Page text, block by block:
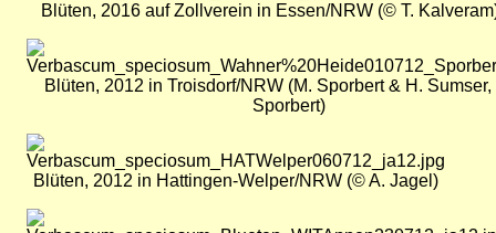
Blüten, 2016 auf Zollverein in Essen/NRW (© T.
Bild
Blüten, 2012 in Troisdorf/NRW (M. Sporbert & H.
Sporbert)
Bild
Blüten, 2012 in Hattingen-Welper/NRW (© A. Jagel)
Bild